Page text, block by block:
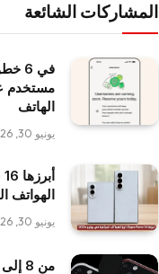
المشاركات الشائعة
في
مستخدم
الهاتف
يونيو 30, 2026
الهواتف
يونيو 30, 2026